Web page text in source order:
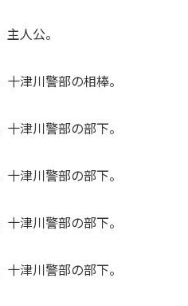
人公。
津川警部の相棒。
津川警部の部下。
津川警部の部下。
津川警部の部下。
津川警部の部下。